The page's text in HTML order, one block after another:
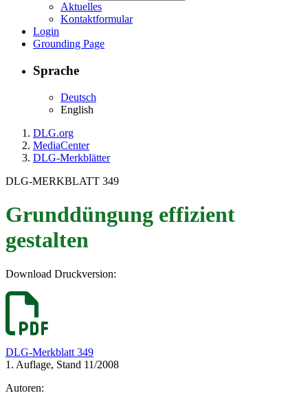
Aktuelles
Kontaktformular
Login
Grounding Page
Sprache
Deutsch
English
DLG.org
MediaCenter
DLG-Merkblätter
DLG-MERKBLATT 349
Grunddüngung effizient
gestalten
Download Druckversion:
DLG-Merkblatt 349
1. Auflage, Stand 11/2008
Autoren: